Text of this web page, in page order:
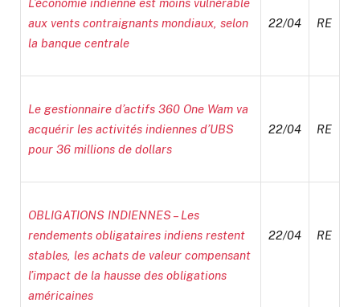
L’économie indienne est moins vulnérable
aux vents contraignants mondiaux, selon
la banque centrale
22/04 RE
Le gestionnaire d’actifs 360 One Wam va
acquérir les activités indiennes d’UBS
pour 36 millions de dollars
22/04 RE
OBLIGATIONS INDIENNES – Les
rendements obligataires indiens restent
stables, les achats de valeur compensant
l’impact de la hausse des obligations
américaines
22/04 RE